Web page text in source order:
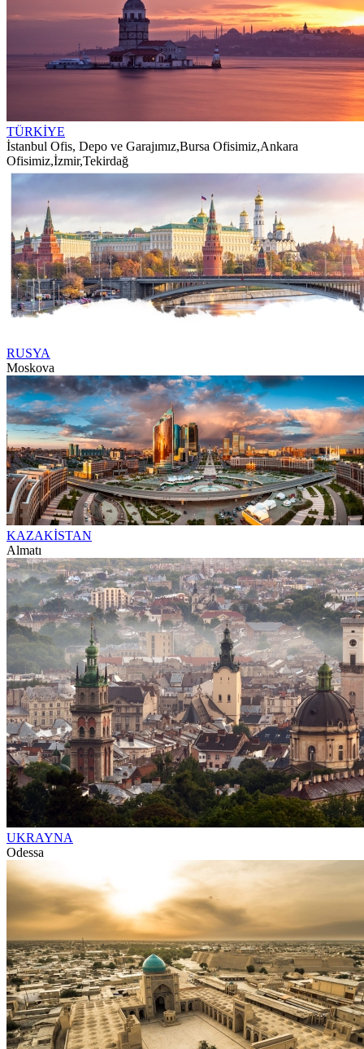
TÜRKİYE
İstanbul Ofis, Depo ve Garajımız,Bursa Ofisimiz,Ankara
Ofisimiz,İzmir,Tekirdağ
RUSYA
Moskova
KAZAKİSTAN
Almatı
UKRAYNA
Odessa